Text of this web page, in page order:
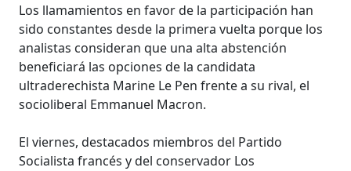
Los llamamientos en favor de la participación han
sido constantes desde la primera vuelta porque los
analistas consideran que una alta abstención
beneficiará las opciones de la candidata
ultraderechista Marine Le Pen frente a su rival, el
socioliberal Emmanuel Macron.
El viernes, destacados miembros del Partido
Socialista francés y del conservador Los